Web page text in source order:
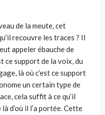
de la meute, cet
recouvre les traces ? Il
appeler ébauche de
ce support de la voix, du
là où c’est ce support
un certain type de
cela suffit à ce qu’il
d’où il l’a portée. Cette